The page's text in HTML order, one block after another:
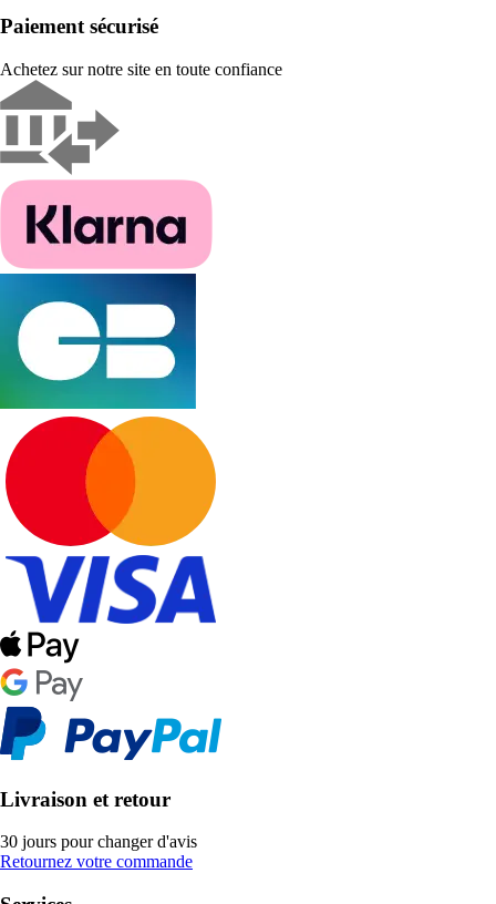
Paiement sécurisé
Achetez sur notre site en toute confiance
Livraison et retour
30 jours pour changer d'avis
Retournez votre commande